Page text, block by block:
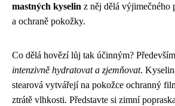
mastných kyselin z něj dělá výjimečného
a ochraně pokožky.
Co dělá hovězí lůj tak účinným?
intenzivně hydratovat a zjemňovat.
stearová vytvářejí na pokožce ochranný
ztrátě vlhkosti. Představte si zimní